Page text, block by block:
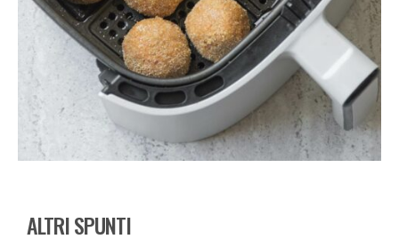
ALTRI SPUNTI